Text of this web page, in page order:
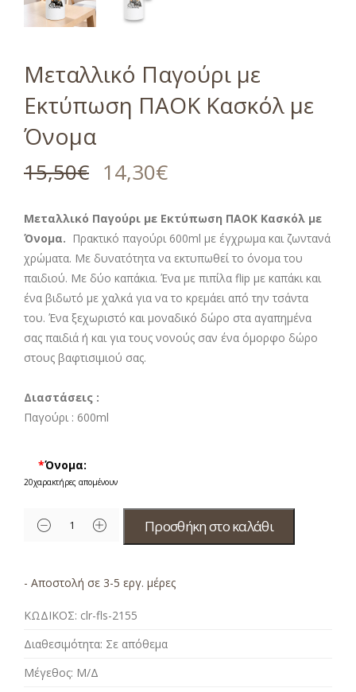
Μεταλλικό Παγούρι με
Εκτύπωση ΠΑΟΚ Κασκόλ με
Όνομα
15,50€ 14,30€
Μεταλλικό Παγούρι με Εκτύπωση ΠΑΟΚ Κασκόλ με
Όνομα. Πρακτικό παγούρι 600ml με έγχρωμα και ζωντανά
χρώματα. Με δυνατότητα να εκτυπωθεί το όνομα του
παιδιού. Με δύο καπάκια. Ένα με πιπίλα flip με καπάκι και
ένα βιδωτό με χαλκά για να το κρεμάει από την τσάντα
του. Ένα ξεχωριστό και μοναδικό δώρο στα αγαπημένα
σας παιδιά ή και για τους νονούς σαν ένα όμορφο δώρο
στους βαφτισιμιού σας.
Διαστάσεις :
Παγούρι : 600ml
*Όνομα:
20χαρακτήρες απομένουν
Προσθήκη στο καλάθι
- Αποστολή σε 3-5 εργ. μέρες
ΚΩΔΙΚΟΣ: clr-fls-2155
Διαθεσιμότητα: Σε απόθεμα
Μέγεθος: Μ/Δ